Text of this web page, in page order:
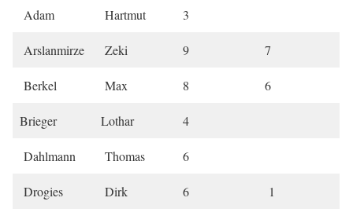
Adam Hartmut 3
Arslanmirze Zeki 9 7
Berkel Max 8 6
Brieger Lothar 4
Dahlmann Thomas 6
Drogies Dirk 6 1